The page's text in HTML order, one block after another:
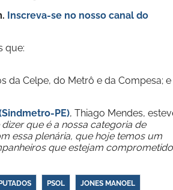
Inscreva-se no nosso canal do
que:
da Celpe, do Metrô e da Compesa; e
PE), Thiago Mendes,
dizer que é a nossa categoria de
essa plenária, que hoje temos um
que estejam
PSOL JONES MANOEL